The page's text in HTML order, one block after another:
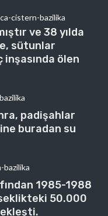
ve 38 yılda
sütunlar
inşasında ölen
padişahlar
buradan su
1985-1988
50.000